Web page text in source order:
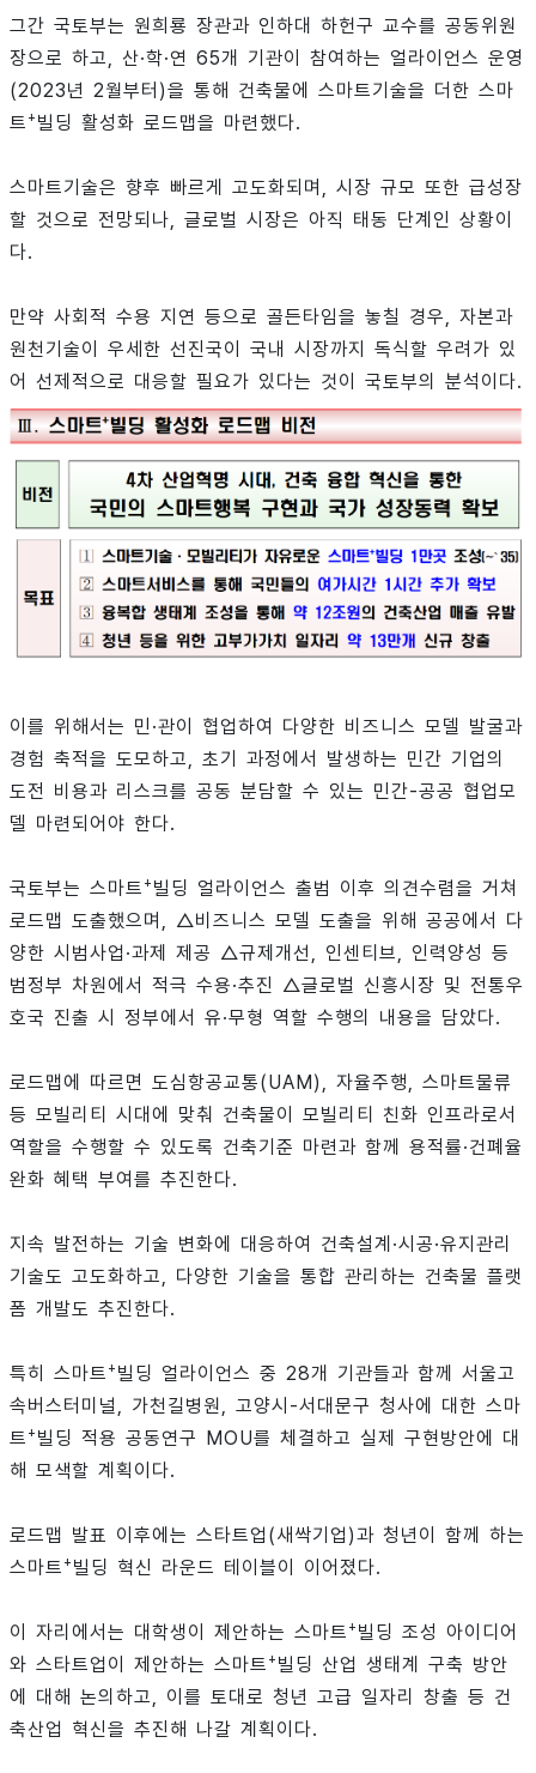
그간 국토부는 원희룡 장관과 인하대 하헌구 교수를 공동위원
장으로 하고, 산·학·연 65개 기관이 참여하는 얼라이언스 운영
(2023년 2월부터)을 통해 건축물에 스마트기술을 더한 스마
트 + 빌딩 활성화 로드맵을 마련했다.
스마트기술은 향후 빠르게 고도화되며, 시장 규모 또한 급성장
할 것으로 전망되나, 글로벌 시장은 아직 태동 단계인 상황이
다.
만약 사회적 수용 지연 등으로 골든타임을 놓칠 경우, 자본과
원천기술이 우세한 선진국이 국내 시장까지 독식할 우려가 있
어 선제적으로 대응할 필요가 있다는 것이 국토부의 분석이다.
이를 위해서는 민·관이 협업하여 다양한 비즈니스 모델 발굴과
경험 축적을 도모하고, 초기 과정에서 발생하는 민간 기업의
도전 비용과 리스크를 공동 분담할 수 있는 민간-공공 협업모
델 마련되어야 한다.
국토부는 스마트 + 빌딩 얼라이언스 출범 이후 의견수렴을 거쳐
로드맵 도출했으며, △비즈니스 모델 도출을 위해 공공에서 다
양한 시범사업·과제 제공 △규제개선, 인센티브, 인력양성 등
범정부 차원에서 적극 수용·추진 △글로벌 신흥시장 및 전통우
호국 진출 시 정부에서 유·무형 역할 수행의 내용을 담았다.
로드맵에 따르면 도심항공교통(UAM), 자율주행, 스마트물류
등 모빌리티 시대에 맞춰 건축물이 모빌리티 친화 인프라로서
역할을 수행할 수 있도록 건축기준 마련과 함께 용적률·건폐율
완화 혜택 부여를 추진한다.
지속 발전하는 기술 변화에 대응하여 건축설계·시공·유지관리
기술도 고도화하고, 다양한 기술을 통합 관리하는 건축물 플랫
폼 개발도 추진한다.
특히 스마트 + 빌딩 얼라이언스 중 28개 기관들과 함께 서울고
속버스터미널, 가천길병원, 고양시-서대문구 청사에 대한 스마
트 + 빌딩 적용 공동연구 MOU를 체결하고 실제 구현방안에 대
해 모색할 계획이다.
로드맵 발표 이후에는 스타트업(새싹기업)과 청년이 함께 하는
스마트 + 빌딩 혁신 라운드 테이블이 이어졌다.
이 자리에서는 대학생이 제안하는 스마트 + 빌딩 조성 아이디어
와 스타트업이 제안하는 스마트 + 빌딩 산업 생태계 구축 방안
에 대해 논의하고, 이를 토대로 청년 고급 일자리 창출 등 건
축산업 혁신을 추진해 나갈 계획이다.